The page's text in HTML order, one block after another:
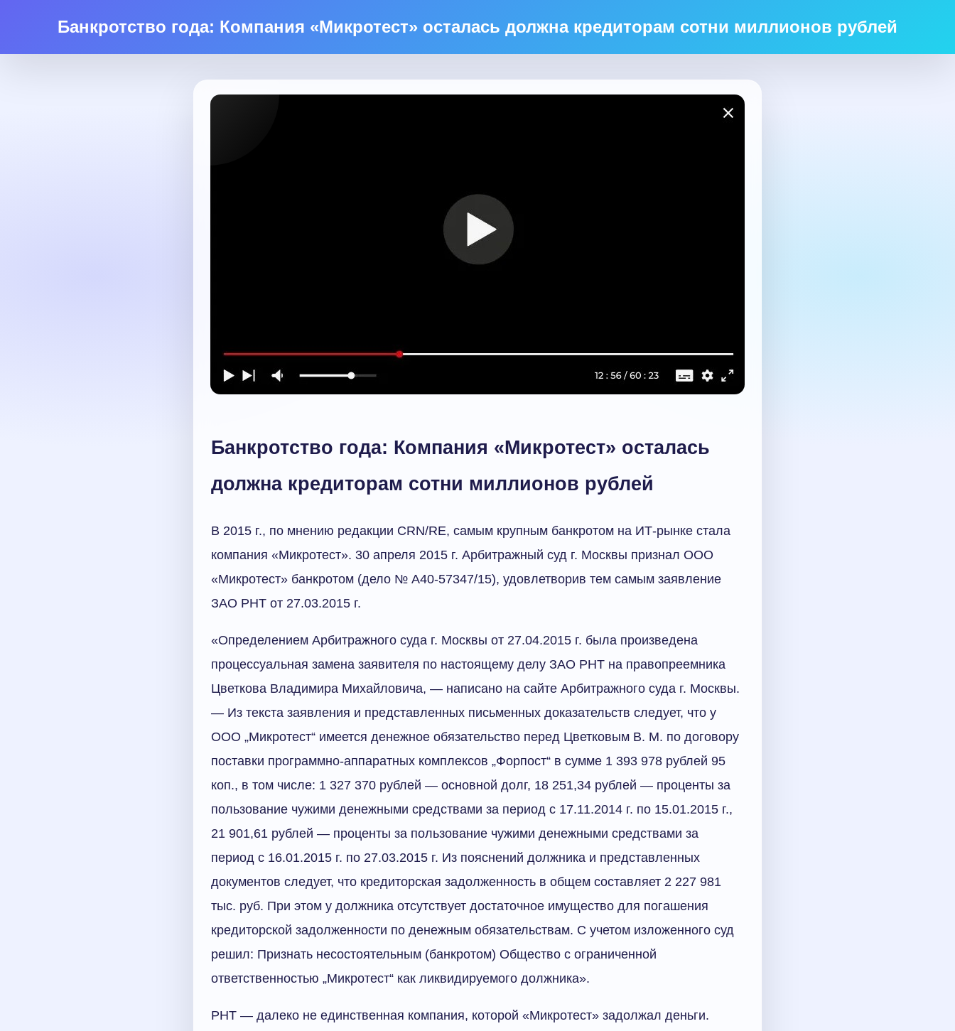
Банкротство года: Компания «Микротест» осталась должна кредиторам сотни миллионов рублей
Банкротство года: Компания «Микротест» осталась
должна кредиторам сотни миллионов рублей
В 2015 г., по мнению редакции CRN/RE, самым крупным банкротом на ИТ-рынке стала
компания «Микротест». 30 апреля 2015 г. Арбитражный суд г. Москвы признал ООО
«Микротест» банкротом (дело № А40-57347/15), удовлетворив тем самым заявление
ЗАО РНТ от 27.03.2015 г.
«Определением Арбитражного суда г. Москвы от 27.04.2015 г. была произведена
процессуальная замена заявителя по настоящему делу ЗАО РНТ на правопреемника
Цветкова Владимира Михайловича, — написано на сайте Арбитражного суда г. Москвы.
— Из текста заявления и представленных письменных доказательств следует, что у
ООО „Микротест“ имеется денежное обязательство перед Цветковым В. М. по договору
поставки программно-аппаратных комплексов „Форпост“ в сумме 1 393 978 рублей 95
коп., в том числе: 1 327 370 рублей — основной долг, 18 251,34 рублей — проценты за
пользование чужими денежными средствами за период с 17.11.2014 г. по 15.01.2015 г.,
21 901,61 рублей — проценты за пользование чужими денежными средствами за
период с 16.01.2015 г. по 27.03.2015 г. Из пояснений должника и представленных
документов следует, что кредиторская задолженность в общем составляет 2 227 981
тыс. руб. При этом у должника отсутствует достаточное имущество для погашения
кредиторской задолженности по денежным обязательствам. С учетом изложенного суд
решил: Признать несостоятельным (банкротом) Общество с ограниченной
ответственностью „Микротест“ как ликвидируемого должника».
РНТ — далеко не единственная компания, которой «Микротест» задолжал деньги.